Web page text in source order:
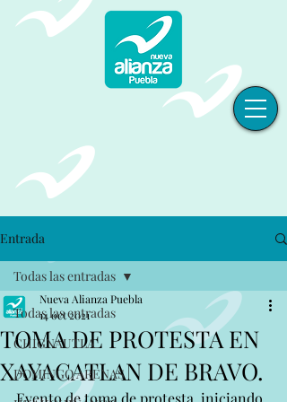
Entrada
Todas las entradas
CHIGNAUTLA
DOMINGO ARENAS
Todas las entradas
TOMA DE PROTESTA EN
XAYACATLAN DE BRAVO.
Nueva Alianza Puebla
14 oct 2021
Evento de toma de protesta, iniciando